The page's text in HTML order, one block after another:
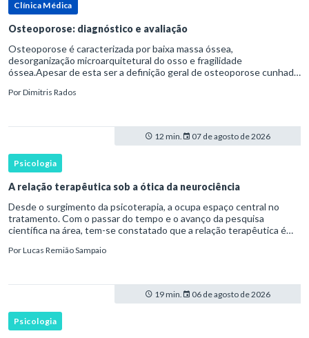
Clínica Médica
Osteoporose: diagnóstico e avaliação
Osteoporose é caracterizada por baixa massa óssea,
desorganização microarquitetural do osso e fragilidade
óssea.Apesar de esta ser a definição geral de osteoporose cunhada
patofisiológico, e não c
PorDimitris Rados
12 min. 07 de agosto de 2026
Psicologia
A relação terapêutica sob a ótica da neurociência
Desde o surgimento da psicoterapia, a ocupa espaço central no
tratamento. Com o passar do tempo e o avanço da pesquisa
científica na área, tem-se constatado que a relação terapêutica é
PorLucas Remião Sampaio
19 min. 06 de agosto de 2026
Psicologia